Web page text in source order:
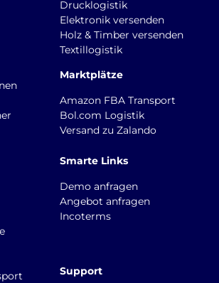
Drucklogistik
Elektronik versenden
Holz & Timber versenden
Textillogistik
Marktplätze
Amazon FBA Transport
Bol.com Logistik
Versand zu Zalando
Smarte Links
Demo anfragen
Angebot anfragen
Incoterms
Support